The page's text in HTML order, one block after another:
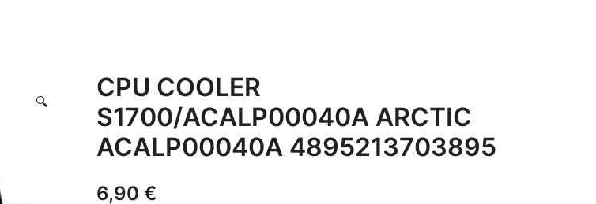
🔍
CPU COOLER
S1700/ACALP00040A ARCTIC
ACALP00040A 4895213703895
6,90 €